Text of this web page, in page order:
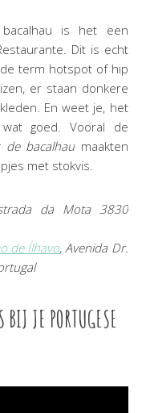
is het een
Dit is echt
term hotspot of hip
er staan donkere
En weet je, het
goed. Vooral de
de bacalhaumaakten
met stokvis.
da Mota 3830
de Ílhavo, Avenida Dr.
JE PORTUGESE